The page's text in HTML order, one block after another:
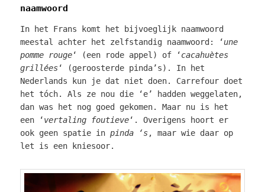
naamwoord
In het Frans komt het bijvoeglijk naamwoord
meestal achter het zelfstandig naamwoord: ‘une
pomme rouge‘ (een rode appel) of ‘cacahuètes
grillées‘ (geroosterde pinda’s). In het
Nederlands kun je dat niet doen. Carrefour doet
het tóch. Als ze nou die ‘e’ hadden weggelaten,
dan was het nog goed gekomen. Maar nu is het
een ‘vertaling foutieve‘. Overigens hoort er
ook geen spatie inpinda ‘s, maar wie daar op
let is een kniesoor.